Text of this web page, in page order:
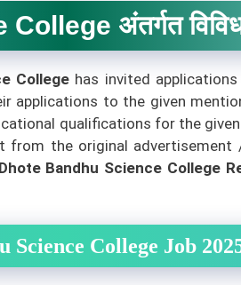
अंतर्गत विविध
College has invited
applications to the given
qualifications for the
the original
Bandhu Science College
Science College Job